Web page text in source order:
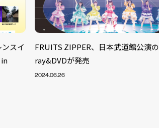
スイ
in
FRUITS ZIPPER、日本武道館公演
ray&DVDが発売
2024.06.26
ARTIST40 MODEL/
ACTOR
YouTuber/TikToker